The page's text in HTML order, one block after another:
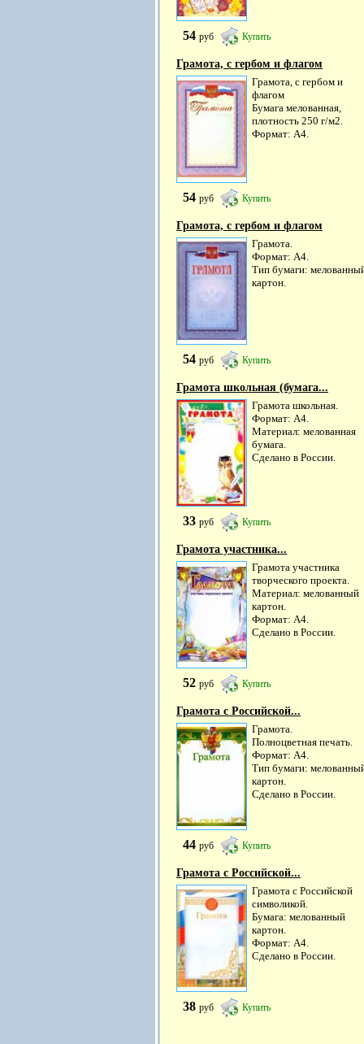
54 руб Купить
Грамота, с гербом и флагом
Грамота, с гербом и
флагом
Бумага мелованная,
плотность 250 г/м2.
Формат: А4.
54 руб Купить
Грамота, с гербом и флагом
Грамота.
Формат: А4.
Тип бумаги:
картон.
54 руб Купить
Грамота школьная (бумага...
Грамота школьная.
Формат: А4.
Материал: мелованная
бумага.
Сделано в России.
33 руб Купить
Грамота участника...
Грамота участника
творческого проекта.
Материал: мелованный
картон.
Формат: А4.
Сделано в России.
52 руб Купить
Грамота с Российской...
Грамота.
Полноцветная печать.
Формат: А4.
Тип бумаги:
картон.
Сделано в России.
44 руб Купить
Грамота с Российской...
Грамота с Российской
символикой.
Бумага: мелованный
картон.
Формат: А4.
Сделано в России.
38 руб Купить